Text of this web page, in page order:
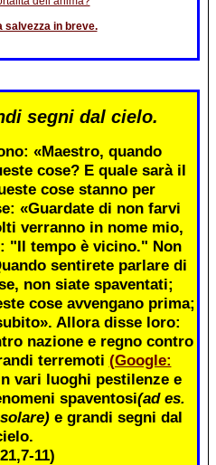
salvezza in breve.
segni dal cielo.
«Maestro, quando
cose? E quale sarà il
cose stanno per
«Guardate di non farvi
verranno in nome mio,
"Il tempo è vicino." Non
sentirete parlare di
non siate spaventati;
cose avvengano prima;
Allora disse loro:
nazione e regno contro
terremoti (Google:
vari luoghi pestilenze e
spaventosi(ad es.
e grandi segni dal
11)